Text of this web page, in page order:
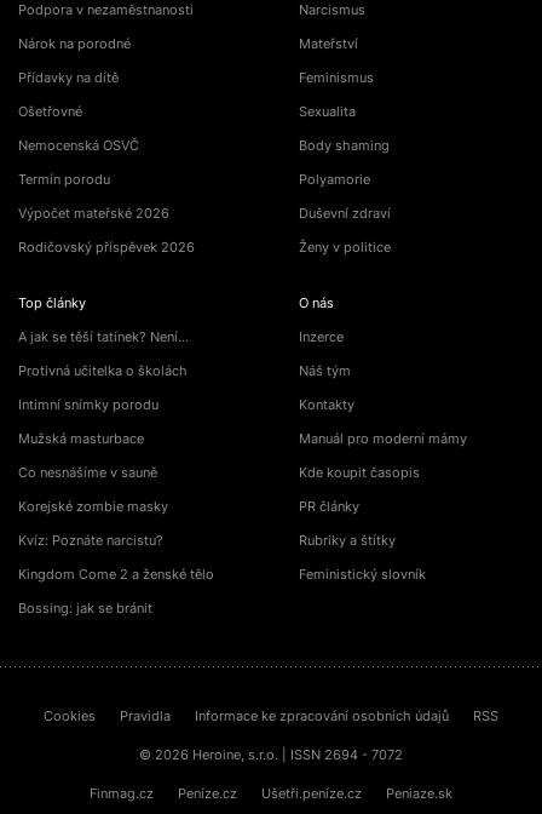
Podpora v nezaměstnanosti
Nárok na porodné
Přídavky na dítě
Ošetřovné
Nemocenská OSVČ
Termín porodu
Výpočet mateřské 2026
Rodičovský příspěvek 2026
Top články
A jak se těší tatínek? Není…
Protivná učitelka o školách
Intimní snímky porodu
Mužská masturbace
Co nesnášíme v sauně
Korejské zombie masky
Kvíz: Poznáte narcistu?
Kingdom Come 2 a ženské tělo
Bossing: jak se bránit
Narcismus
Mateřství
Feminismus
Sexualita
Body shaming
Polyamorie
Duševní zdraví
Ženy v politice
O nás
Inzerce
Náš tým
Kontakty
Manuál pro moderní mámy
Kde koupit časopis
PR články
Rubriky a štítky
Feministický slovník
Cookies Pravidla Informace ke zpracování osobních údajů RSS
© 2026 Heroine, s.r.o. | ISSN 2694 - 7072
Finmag.cz Peníze.cz Ušetři.peníze.cz Peniaze.sk